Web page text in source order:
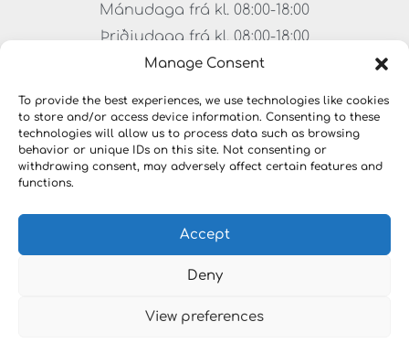
Manage Consent
To provide the best experiences, we use technologies like cookies
to store and/or access device information. Consenting to these
technologies will allow us to process data such as browsing
behavior or unique IDs on this site. Not consenting or
withdrawing consent, may adversely affect certain features and
functions.
Accept
Deny
View preferences
Mánudaga frá kl. 08:00-18:00
Þriðjudaga frá kl. 08:00-18:00
Miðvikudaga frá kl. 08:00-18:00
Föstudaga frá kl. 08:00-17:00
Laugardagar frá kl. 11:00-15:00